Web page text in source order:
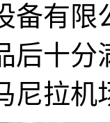
备有限
后十分
尼拉机